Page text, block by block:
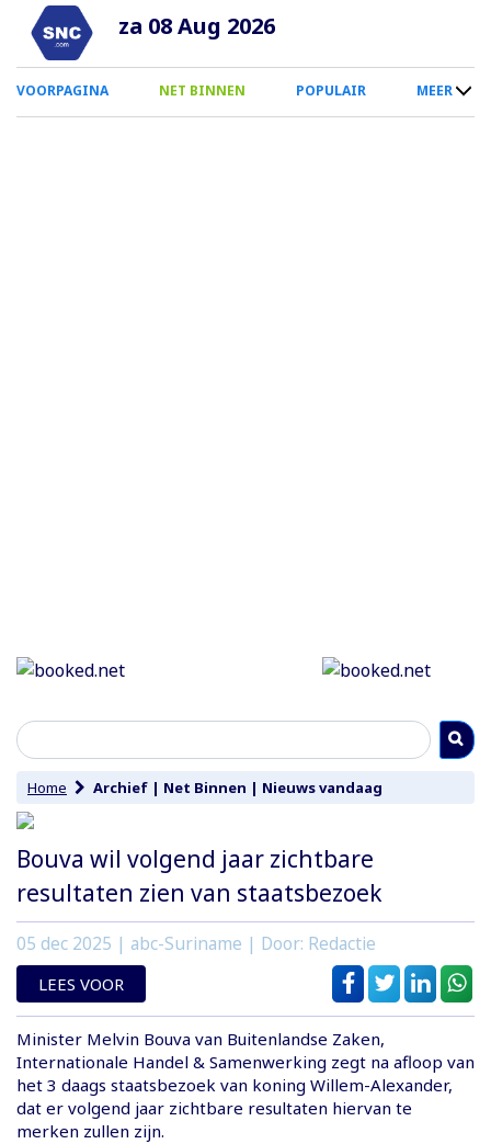
Overslaan
naar
inhoud
za 08 Aug 2026
0
Smartphone
VOORPAGINA NET BINNEN POPULAIR MEER
Home Archief | Net Binnen | Nieuws vandaag
Bouva wil volgend jaar zichtbare
resultaten zien van staatsbezoek
05 dec 2025 | abc-Suriname | Door: Redactie
LEES VOOR
Minister Melvin Bouva van Buitenlandse Zaken,
Internationale Handel & Samenwerking zegt na afloop van
het 3 daags staatsbezoek van koning Willem-Alexander,
dat er volgend jaar zichtbare resultaten hiervan te
merken zullen zijn.